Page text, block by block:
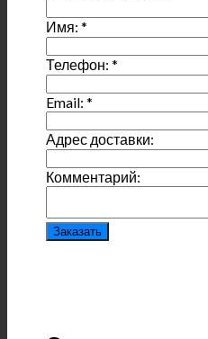
Имя:*
Телефон:*
Email:*
Адрес доставки:
Комментарий: